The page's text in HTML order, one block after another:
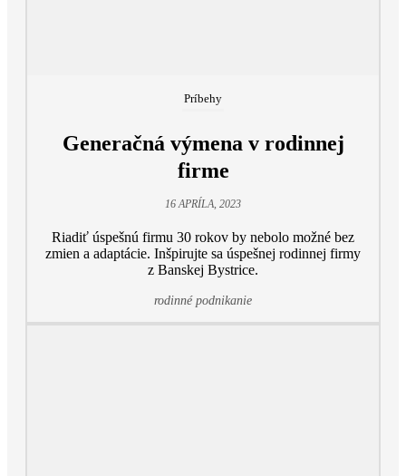
Príbehy
Generačná výmena v rodinnej
firme
16 APRÍLA, 2023
Riadiť úspešnú firmu 30 rokov by nebolo možné bez
zmien a adaptácie. Inšpirujte sa úspešnej rodinnej firmy
z Banskej Bystrice.
rodinné podnikanie